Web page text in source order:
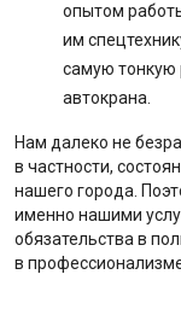
опытом
им
самую тонкую
автокрана.
Нам далеко не
в частности,
нашего города.
именно нашими
обязательства в
в